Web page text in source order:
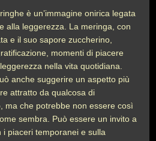
è un’immagine onirica legata
alla leggerezza. La meringa, con
e il suo sapore zuccherino,
momenti di piacere
nella vita quotidiana.
anche suggerire un aspetto più
attratto da qualcosa di
ma che potrebbe non essere così
sembra. Può essere un invito a
piaceri temporanei e sulla